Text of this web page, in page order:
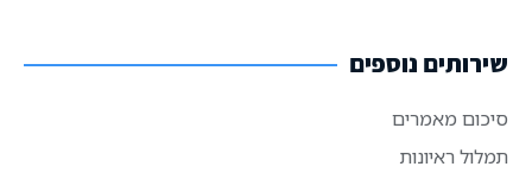
שירותים נוספים
סיכום מאמרים
תמלול ראיונות